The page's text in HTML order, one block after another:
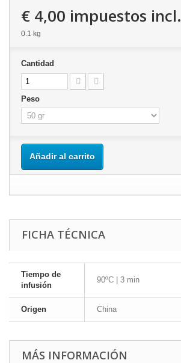
€ 4,00 impuestos incl.
0.1 kg
Cantidad
Peso
Añadir al carrito
FICHA TÉCNICA
Tiempo de
infusión
90ºC | 3 min
Origen China
MÁS INFORMACIÓN